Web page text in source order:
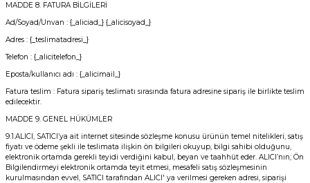
MADDE 8. FATURA BİLGİLERİ
Ad/Soyad/Unvan : {_aliciad_} {_alicisoyad_}
Adres : {_teslimatadresi_}
Telefon : {_alicitelefon_}
Eposta/kullanıcı adı : {_alicimail_}
Fatura teslim : Fatura sipariş teslimatı sırasında fatura adresine sipariş ile birlikte teslim
edilecektir.
MADDE 9. GENEL HÜKÜMLER
9.1.ALICI, SATICI’ya ait internet sitesinde sözleşme konusu ürünün temel nitelikleri, satış
fiyatı ve ödeme şekli ile teslimata ilişkin ön bilgileri okuyup, bilgi sahibi olduğunu,
elektronik ortamda gerekli teyidi verdiğini kabul, beyan ve taahhüt eder. ALICI’nın; Ön
Bilgilendirmeyi elektronik ortamda teyit etmesi, mesafeli satış sözleşmesinin
kurulmasından evvel, SATICI tarafından ALICI' ya verilmesi gereken adresi, siparişi